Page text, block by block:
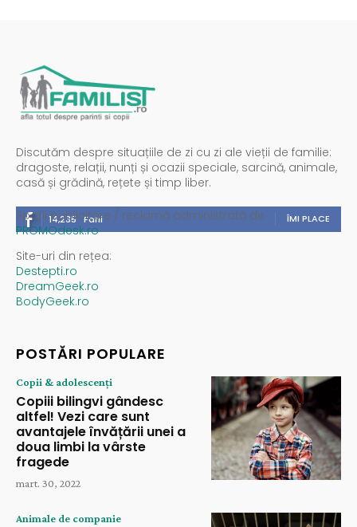
Discutăm despre situațiile de zi cu zi ale vieții de familie:
dragoste, relații, nunți și ocazii speciale, sarcină, animale,
casă și grădină, rețete și timp liber.
14,235 Fani ÎMI PLACE
Spații publicitare / reclamă administrată de
PROMOdesk.ro
Site-uri din rețea:
Destepti.ro
DreamGeek.ro
BodyGeek.ro
POSTĂRI POPULARE
Copii & adolescenți
Copiii bilingvi gândesc
altfel! Vezi care sunt
avantajele învățării unei a
doua limbi la vârste
fragede
mart. 30, 2022
Animale de companie